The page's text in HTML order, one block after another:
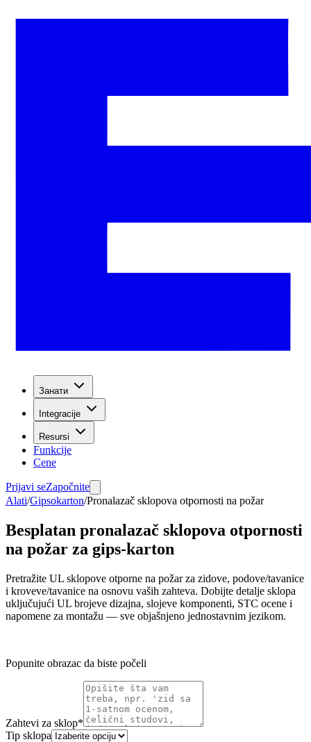
Занати
Integracije
Resursi
Funkcije
Cene
Prijavi seZapočnite
Alati/Gipsokarton/Pronalazač sklopova otpornosti na požar
Besplatan pronalazač sklopova otpornosti
na požar za gips-karton
Pretražite UL sklopove otporne na požar za zidove, podove/tavanice
i kroveve/tavanice na osnovu vaših zahteva. Dobijte detalje sklopa
uključujući UL brojeve dizajna, slojeve komponenti, STC ocene i
napomene za montažu — sve objašnjeno jednostavnim jezikom.
Popunite obrazac da biste počeli
Zahtevi za sklop*
Tip sklopa